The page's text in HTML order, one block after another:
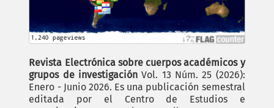
Revista Electrónica sobre cuerpos académicos y
grupos de investigación Vol. 13 Núm. 25 (2026):
Enero - Junio 2026. Es una publicación semestral
editada por el Centro de Estudios e